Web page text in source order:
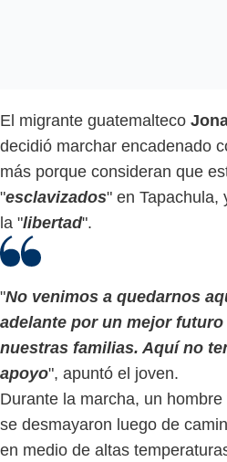
El migrante guatemalteco
decidió marchar encadenado
más porque consideran que
"esclavizados" en Tapachula,
la "libertad".
"No venimos a quedarnos
adelante por un mejor
nuestras familias. Aquí no
apoyo", apuntó el joven.
Durante la marcha, un
se desmayaron luego de
en medio de altas